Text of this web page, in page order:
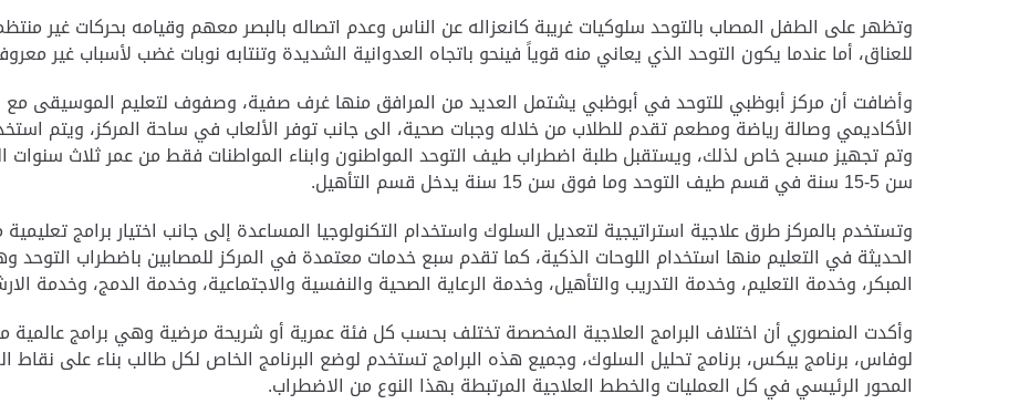
وتظهر على الطفل المصاب بالتوحد سلوكيات غريبة كانعزاله عن الناس وعدم اتصاله بالبصر معهم وقيامه بحركات غير
للعناق، أما عندما يكون التوحد الذي يعاني منه قوياً فينحو باتجاه العدوانية الشديدة وتنتابه نوبات غضب لأسباب غير
وأضافت أن مركز أبوظبي للتوحد في أبوظبي يشتمل العديد من المرافق منها غرف صفية، وصفوف لتعليم الموسيقى مع
الأكاديمي وصالة رياضة ومطعم تقدم للطلاب من خلاله وجبات صحية، الى جانب توفر الألعاب في ساحة المركز، ويتم
وتم تجهيز مسبح خاص لذلك، ويستقبل طلبة اضطراب طيف التوحد المواطنون وابناء المواطنات فقط من عمر ثلاث
سن 5-15 سنة في قسم طيف التوحد وما فوق سن 15 سنة يدخل قسم التأهيل.
وتستخدم بالمركز طرق علاجية استراتيجية لتعديل السلوك واستخدام التكنولوجيا المساعدة إلى جانب اختيار برامج
الحديثة في التعليم منها استخدام اللوحات الذكية، كما تقدم سبع خدمات معتمدة في المركز للمصابين باضطراب
المبكر، وخدمة التعليم، وخدمة التدريب والتأهيل، وخدمة الرعاية الصحية والنفسية والاجتماعية، وخدمة الدمج، وخدمة
وأكدت المنصوري أن اختلاف البرامج العلاجية المخصصة تختلف بحسب كل فئة عمرية أو شريحة مرضية وهي برامج عالمية
لوفاس، برنامج بيكس، برنامج تحليل السلوك، وجميع هذه البرامج تستخدم لوضع البرنامج الخاص لكل طالب بناء على نقاط
المحور الرئيسي في كل العمليات والخطط العلاجية المرتبطة بهذا النوع من الاضطراب.